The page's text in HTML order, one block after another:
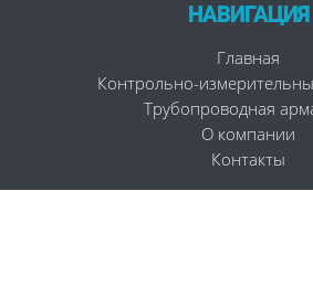
НАВИГАЦИЯ
Главная
Контрольно-
Трубопроводная
О компании
Контакты
ОБРАТНАЯ